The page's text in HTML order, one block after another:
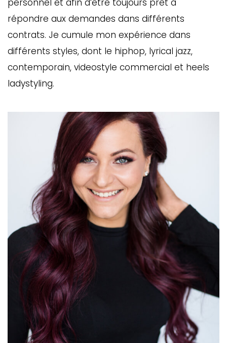
personnel et afin d’être toujours prêt à
répondre aux demandes dans différents
contrats. Je cumule mon expérience dans
différents styles, dont le hip­hop, lyrical jazz,
contemporain, videostyle commercial et heels
ladystyling.